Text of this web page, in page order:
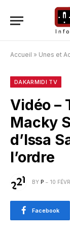
Accueil » Unes et
DAKARMIDI TV
Vidéo –
Macky
d’Issa
l’ordre
BY P 10
Facebook